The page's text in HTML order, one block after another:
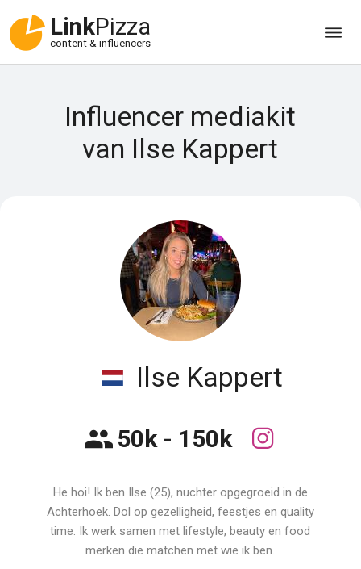
LinkPizza
content & influencers
Influencer mediakit
van Ilse Kappert
Ilse Kappert
50k - 150k
He hoi! Ik ben Ilse (25), nuchter opgegroeid in de
Achterhoek. Dol op gezelligheid, feestjes en quality
time. Ik werk samen met lifestyle, beauty en food
merken die matchen met wie ik ben.